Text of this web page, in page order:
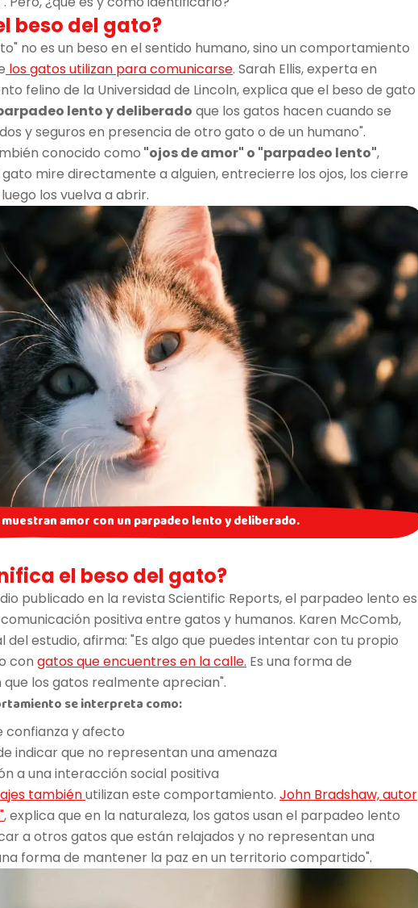
beso del gato?
no es un beso en el sentido humano, sino un comportamiento
los gatos utilizan para comunicarse. Sarah Ellis, experta en
felino de la Universidad de Lincoln, explica que el beso de gato
lento y deliberado que los gatos hacen cuando se
y seguros en presencia de otro gato o de un humano".
conocido como "ojos de amor" o "parpadeo lento",
mire directamente a alguien, entrecierre los ojos, los cierre
los vuelva a abrir.
amor con un parpadeo lento y deliberado.
el beso del gato?
publicado en la revista Scientific Reports, el parpadeo lento es
positiva entre gatos y humanos. Karen McComb,
del estudio, afirma: "Es algo que puedes intentar con tu propio
con gatos que encuentres en la calle. Es una forma de
los gatos realmente aprecian".
se interpreta como:
confianza y afecto
indicar que no representan una amenaza
a una interacción social positiva
tambiénutilizan este comportamiento. John Bradshaw, autor
, explica que en la naturaleza, los gatos usan el parpadeo lento
a otros gatos que están relajados y no representan una
forma de mantener la paz en un territorio compartido".